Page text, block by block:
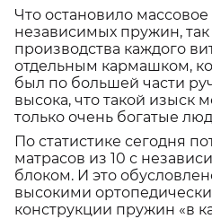
Что остановило
независимых пружин, так
производства каждого
отдельным кармашком,
был по большей части
высока, что такой изыск
только очень богатые
По статистике сегодня
матрасов из 10 с
блоком. И это
высокими
конструкции пружин «в